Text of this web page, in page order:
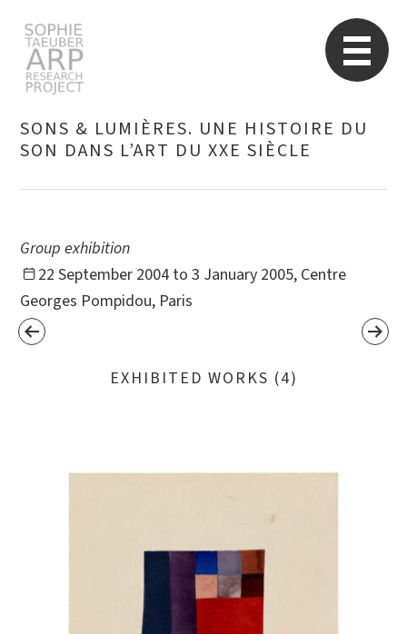
for:
SONS & LUMIÈRES. UNE HISTOIRE DU
SON DANS L’ART DU XXE SIÈCLE
Group exhibition
22 September 2004 to 3 January 2005, Centre
Georges Pompidou, Paris
EXHIBITED WORKS (4)